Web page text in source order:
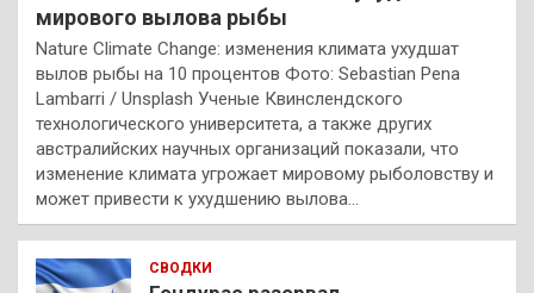
мирового вылова рыбы
Nature Climate Change: изменения климата ухудшат
вылов рыбы на 10 процентов Фото: Sebastian Pena
Lambarri / Unsplash Ученые Квинслендского
технологического университета, а также других
австралийских научных организаций показали, что
изменение климата угрожает мировому рыболовству и
может привести к ухудшению вылова…
СВОДКИ